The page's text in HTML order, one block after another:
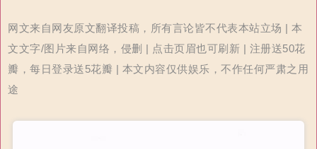
网文来自网友原文翻译投稿，所有言论皆不代表本站立场 | 本
文文字/图片来自网络，侵删 | 点击页眉也可刷新 | 注册送50花
瓣，每日登录送5花瓣 | 本文内容仅供娱乐，不作任何严肃之用
途